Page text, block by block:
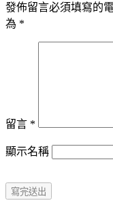
發佈留言必須填寫的
為 *
留言 *
顯示名稱